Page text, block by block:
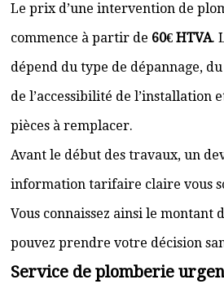
Le prix d’une intervention de
commence à partir de 60€ HTVA.
dépend du type de dépannage,
de l’accessibilité de l’installation
pièces à remplacer.
Avant le début des travaux, un
information tarifaire claire vous
Vous connaissez ainsi le montant
pouvez prendre votre décision
Service de plomberie